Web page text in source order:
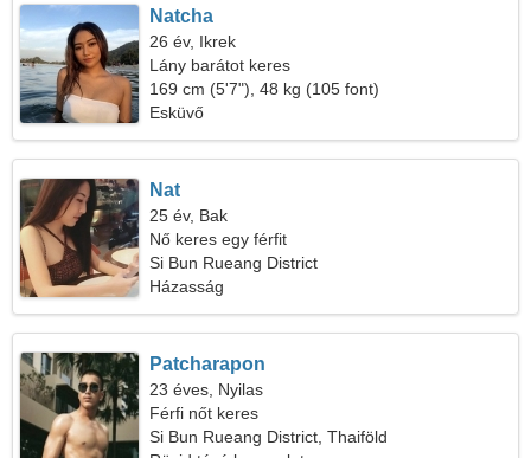
Natcha
26 év, Ikrek
Lány barátot keres
169 cm (5'7"), 48 kg (105 font)
Esküvő
Nat
25 év, Bak
Nő keres egy férfit
Si Bun Rueang District
Házasság
Patcharapon
23 éves, Nyilas
Férfi nőt keres
Si Bun Rueang District, Thaiföld